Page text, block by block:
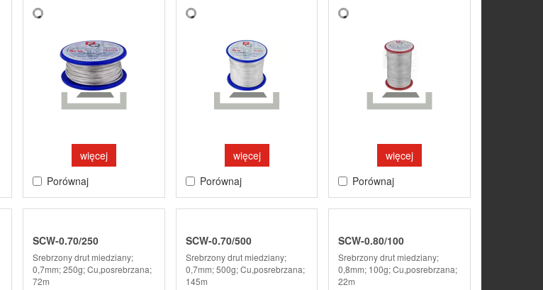
więcej
Porównaj
więcej
Porównaj
więcej
Porównaj
SCW-0.70/250
Srebrzony drut miedziany;
0,7mm; 250g; Cu,posrebrzana;
72m
SCW-0.70/500
Srebrzony drut miedziany;
0,7mm; 500g; Cu,posrebrzana;
145m
SCW-0.80/100
Srebrzony drut miedziany;
0,8mm; 100g; Cu,posrebrzana;
22m